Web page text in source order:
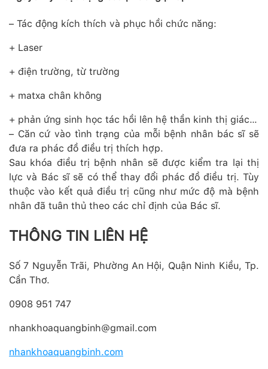
– Tác động kích thích và phục hồi chức năng:
+ Laser
+ điện trường, từ trường
+ matxa chân không
+ phản ứng sinh học tác hồi lên hệ thần kinh thị giác…
– Căn cứ vào tình trạng của mỗi bệnh nhân bác sĩ sẽ
đưa ra phác đồ điều trị thích hợp.
Sau khóa điều trị bệnh nhân sẽ được kiểm tra lại thị
lực và Bác sĩ sẽ có thể thay đổi phác đồ điều trị. Tùy
thuộc vào kết quả điều trị cũng như mức độ mà bệnh
nhân đã tuân thủ theo các chỉ định của Bác sĩ.
THÔNG TIN LIÊN HỆ
Số 7 Nguyễn Trãi, Phường An Hội, Quận Ninh Kiều, Tp.
Cần Thơ.
0908 951 747
nhankhoaquangbinh@gmail.com
nhankhoaquangbinh.com